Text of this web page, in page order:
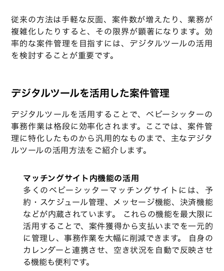
従来の方法は手軽な反面、案件数が増えたり、業務が
複雑化したりすると、その限界が顕著になります。効
率的な案件管理を目指すには、デジタルツールの活用
を検討することが重要です。
デジタルツールを活用した案件管理
デジタルツールを活用することで、ベビーシッターの
事務作業は格段に効率化されます。ここでは、案件管
理に特化したものから汎用的なものまで、主なデジタ
ルツールの活用方法をご紹介します。
マッチングサイト内機能の活用
多くのベビーシッターマッチングサイトには、予
約・スケジュール管理、メッセージ機能、決済機能
などが内蔵されています。 これらの機能を最大限に
活用することで、案件獲得から支払いまでを一元的
に管理し、事務作業を大幅に削減できます。 自身の
カレンダーと連携させ、空き状況を自動で反映させ
る機能も便利です。